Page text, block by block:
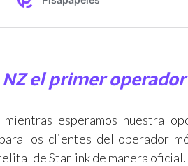
el primer
mientras esperamos nuestra
los clientes del operador
de Starlink de manera oficial.